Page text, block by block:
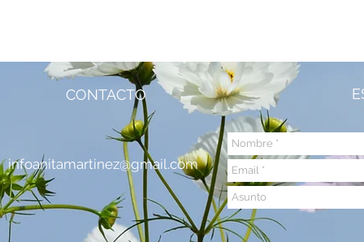
CONTACTO
infoanitamartinez@gmail.com